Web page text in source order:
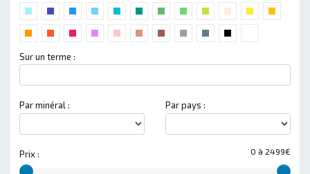
Sur un terme :
Par minéral : Par pays :
0 à 2499€
Prix :